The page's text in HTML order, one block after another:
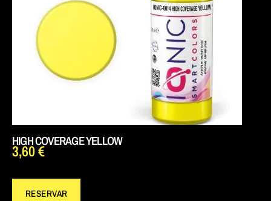
HIGH COVERAGE YELLOW
3,60€
RESERVAR